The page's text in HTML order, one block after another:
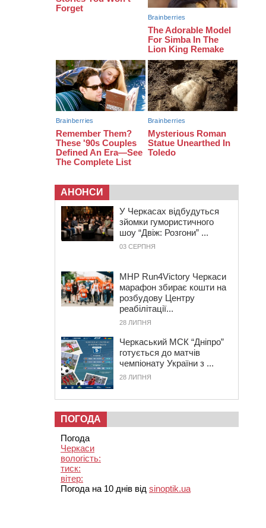
08:11
Вчителька зі Сміли увійшла до
півфіналу Global Teacher Prize
По 5 тисяч гривень на підготовку
до школи: як оформити “Пакунок
школяра”
АНОНСИ
У Черкасах відбудуться
зйомки гумористичного
шоу “Двіж: Розгони” ...
03 СЕРПНЯ
MHP Run4Victory Черкаси
марафон збирає кошти на
розбудову Центру
реабілітації...
28 ЛИПНЯ
Черкаський МСК “Дніпро”
готується до матчів
чемпіонату України з ...
28 ЛИПНЯ
ПОГОДА
Погода
Черкаси
вологість:
тиск:
вітер:
Погода на 10 днів від sinoptik.ua